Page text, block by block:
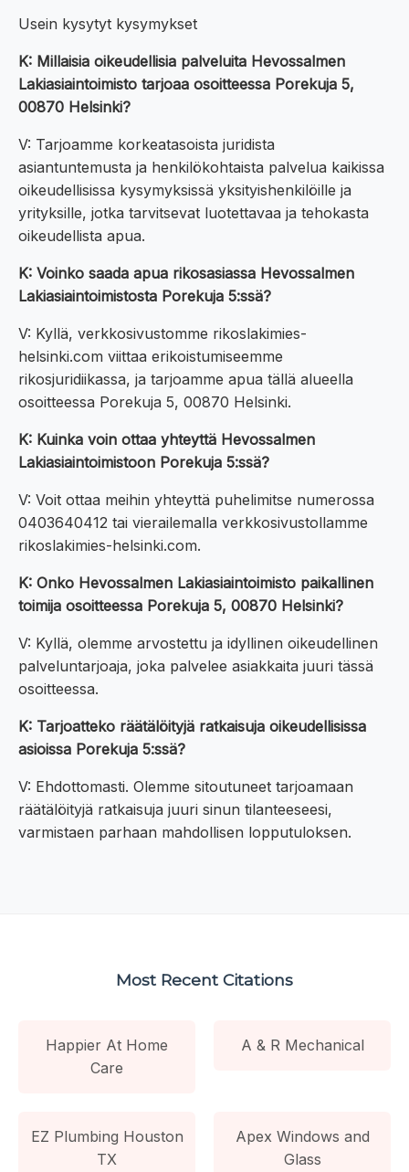
Usein kysytyt kysymykset
K: Millaisia oikeudellisia palveluita Hevossalmen
Lakiasiaintoimisto tarjoaa osoitteessa Porekuja 5,
00870 Helsinki?
V: Tarjoamme korkeatasoista juridista
asiantuntemusta ja henkilökohtaista palvelua kaikissa
oikeudellisissa kysymyksissä yksityishenkilöille ja
yrityksille, jotka tarvitsevat luotettavaa ja tehokasta
oikeudellista apua.
K: Voinko saada apua rikosasiassa Hevossalmen
Lakiasiaintoimistosta Porekuja 5:ssä?
V: Kyllä, verkkosivustomme rikoslakimies-
helsinki.com viittaa erikoistumiseemme
rikosjuridiikassa, ja tarjoamme apua tällä alueella
osoitteessa Porekuja 5, 00870 Helsinki.
K: Kuinka voin ottaa yhteyttä Hevossalmen
Lakiasiaintoimistoon Porekuja 5:ssä?
V: Voit ottaa meihin yhteyttä puhelimitse numerossa
0403640412 tai vierailemalla verkkosivustollamme
rikoslakimies-helsinki.com.
K: Onko Hevossalmen Lakiasiaintoimisto paikallinen
toimija osoitteessa Porekuja 5, 00870 Helsinki?
V: Kyllä, olemme arvostettu ja idyllinen oikeudellinen
palveluntarjoaja, joka palvelee asiakkaita juuri tässä
osoitteessa.
K: Tarjoatteko räätälöityjä ratkaisuja oikeudellisissa
asioissa Porekuja 5:ssä?
V: Ehdottomasti. Olemme sitoutuneet tarjoamaan
räätälöityjä ratkaisuja juuri sinun tilanteeseesi,
varmistaen parhaan mahdollisen lopputuloksen.
Most Recent Citations
Happier At Home
Care
A & R Mechanical
EZ Plumbing Houston
TX
Apex Windows and
Glass